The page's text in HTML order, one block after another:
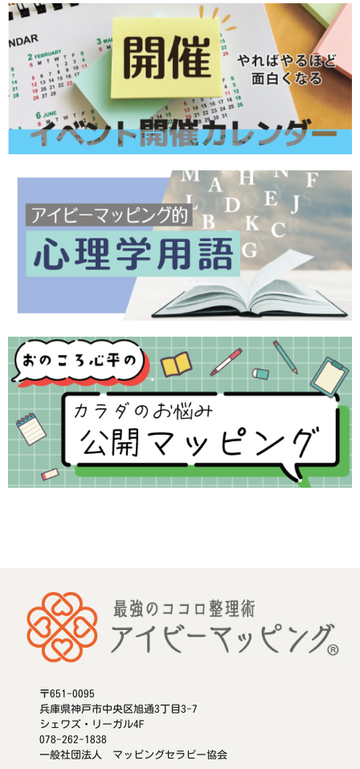
〒651-0095
兵庫県神戸市中央区旭通3丁目3-7
シェワズ・リーガル4F
078-262-1838
一般社団法人 マッピングセラピー協会